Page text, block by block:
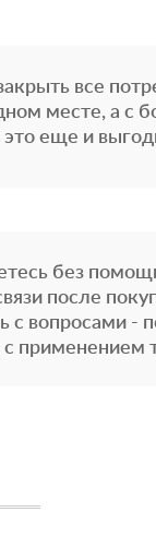
все
месте, а с
еще и
без
после
с вопросами -
с применением